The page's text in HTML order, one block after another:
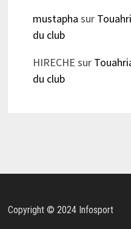
mustapha sur
du club
HIRECHE sur
du club
Copyright © 2024 Infosport